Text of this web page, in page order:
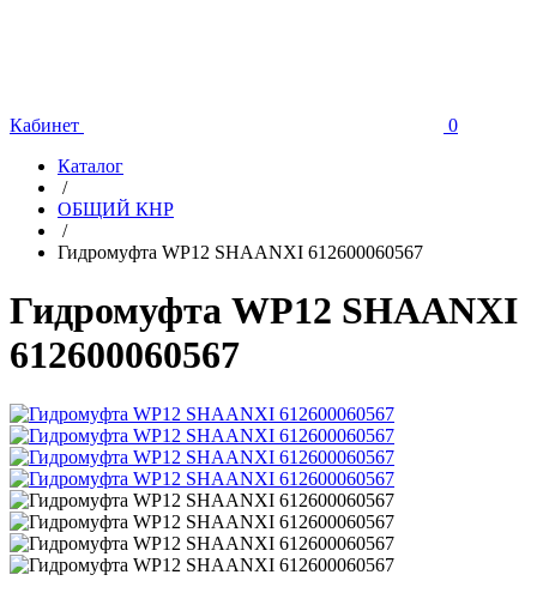
Кабинет
0
Каталог
/
ОБЩИЙ КНР
/
Гидромуфта WP12 SHAANXI 612600060567
Гидромуфта WP12 SHAANXI
612600060567